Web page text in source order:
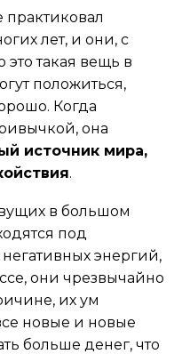
практиковал
лет, и они, с
это такая вещь в
положиться,
Когда
она
источник мира,
.
в большом
под
энергий,
они чрезвычайно
их ум
новые и новые
больше денег, что